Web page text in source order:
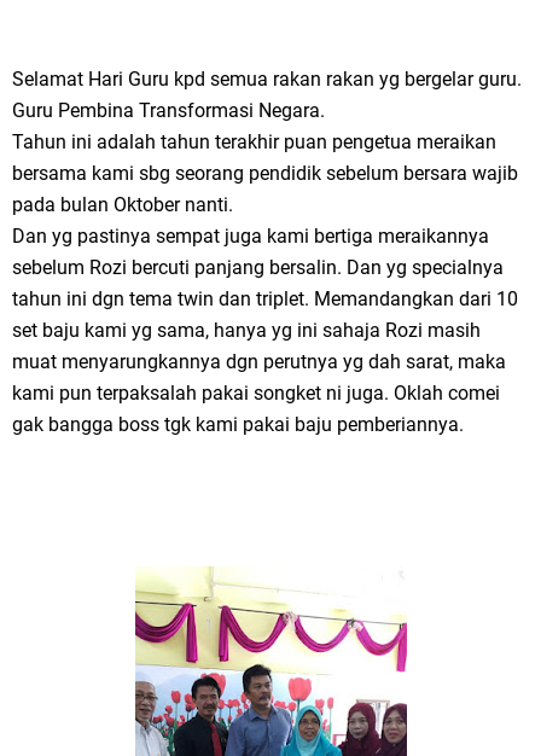
Selamat Hari Guru kpd semua rakan rakan yg bergelar guru.
Guru Pembina Transformasi Negara.
Tahun ini adalah tahun terakhir puan pengetua meraikan
bersama kami sbg seorang pendidik sebelum bersara wajib
pada bulan Oktober nanti.
Dan yg pastinya sempat juga kami bertiga meraikannya
sebelum Rozi bercuti panjang bersalin. Dan yg specialnya
tahun ini dgn tema twin dan triplet. Memandangkan dari 10
set baju kami yg sama, hanya yg ini sahaja Rozi masih
muat menyarungkannya dgn perutnya yg dah sarat, maka
kami pun terpaksalah pakai songket ni juga. Oklah comei
gak bangga boss tgk kami pakai baju pemberiannya.